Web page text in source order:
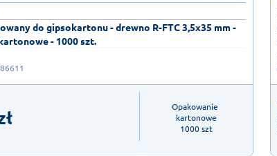
do gipsokartonu - drewno R-FTC 3,5x35 mm -
- 1000 szt.
Opakowanie
kartonowe
1000 szt